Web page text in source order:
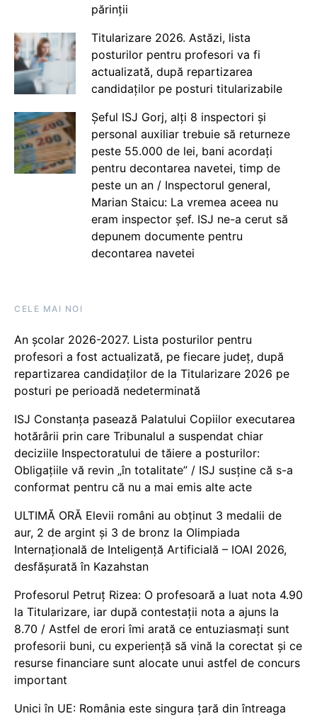
părinții
Titularizare 2026. Astăzi, lista
posturilor pentru profesori va fi
actualizată, după repartizarea
candidaților pe posturi titularizabile
Șeful ISJ Gorj, alți 8 inspectori și
personal auxiliar trebuie să returneze
peste 55.000 de lei, bani acordați
pentru decontarea navetei, timp de
peste un an / Inspectorul general,
Marian Staicu: La vremea aceea nu
eram inspector șef. ISJ ne-a cerut să
depunem documente pentru
decontarea navetei
CELE MAI NOI
An școlar 2026-2027. Lista posturilor pentru
profesori a fost actualizată, pe fiecare județ, după
repartizarea candidaților de la Titularizare 2026 pe
posturi pe perioadă nedeterminată
ISJ Constanța pasează Palatului Copiilor executarea
hotărârii prin care Tribunalul a suspendat chiar
deciziile Inspectoratului de tăiere a posturilor:
Obligațiile vă revin „în totalitate” / ISJ susține că s-a
conformat pentru că nu a mai emis alte acte
ULTIMĂ ORĂ Elevii români au obținut 3 medalii de
aur, 2 de argint și 3 de bronz la Olimpiada
Internațională de Inteligență Artificială – IOAI 2026,
desfășurată în Kazahstan
Profesorul Petruț Rizea: O profesoară a luat nota 4.90
la Titularizare, iar după contestații nota a ajuns la
8.70 / Astfel de erori îmi arată ce entuziasmați sunt
profesorii buni, cu experiență să vină la corectat și ce
resurse financiare sunt alocate unui astfel de concurs
important
Unici în UE: România este singura țară din întreaga